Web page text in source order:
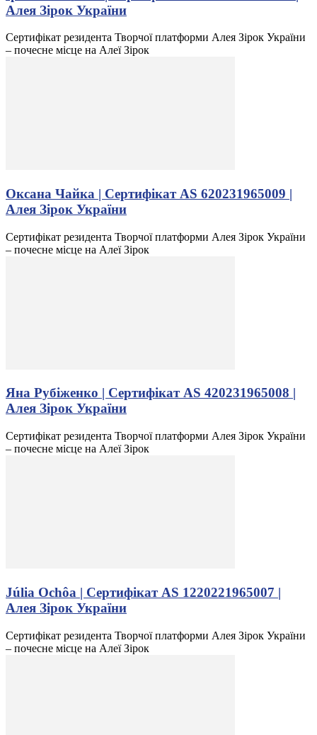
Алея Зірок України
Сертифікат резидента Творчої платформи Алея Зірок України
– почесне місце на Алеї Зірок
Оксана Чайка | Сертифікат AS 620231965009 |
Алея Зірок України
Сертифікат резидента Творчої платформи Алея Зірок України
– почесне місце на Алеї Зірок
Яна Рубіженко | Сертифікат AS 420231965008 |
Алея Зірок України
Сертифікат резидента Творчої платформи Алея Зірок України
– почесне місце на Алеї Зірок
Júlia Ochôa | Сертифікат AS 1220221965007 |
Алея Зірок України
Сертифікат резидента Творчої платформи Алея Зірок України
– почесне місце на Алеї Зірок